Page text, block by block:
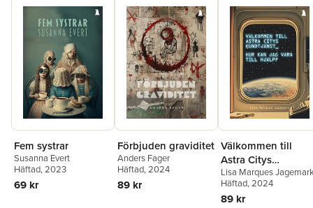
Fem systrar
Susanna Evert
Häftad, 2023
69 kr
Förbjuden graviditet
Anders Fager
Häftad, 2024
89 kr
Välkommen till
Astra Citys
kundtjänst, hur kan
jag vara till hjälp?
Lisa Marques
Häftad, 2024
89 kr